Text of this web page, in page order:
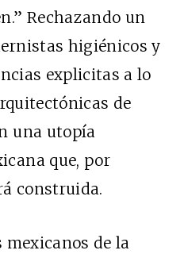
Rechazando un
higiénicos y
explicitas a lo
de
una utopía
que, por
construida.
de la